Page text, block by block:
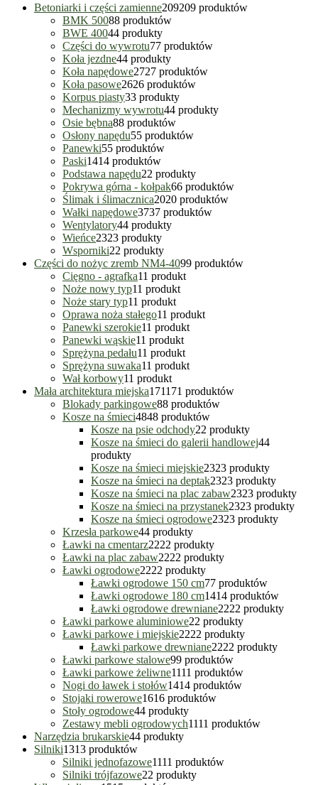
Betoniarki i części zamienne209209 produktów
BMK 50088 produktów
BWE 40044 produkty
Części do wywrotu77 produktów
Koła jezdne44 produkty
Koła napędowe2727 produktów
Koła pasowe2626 produktów
Korpus piasty33 produkty
Mechanizmy wywrotu44 produkty
Osie bębna88 produktów
Osłony napędu55 produktów
Panewki55 produktów
Paski1414 produktów
Podstawa napędu22 produkty
Pokrywa górna - kołpak66 produktów
Ślimak i ślimacznica2020 produktów
Wałki napędowe3737 produktów
Wentylatory44 produkty
Wieńce2323 produkty
Wsporniki22 produkty
Części do nożyc zremb NM4-4099 produktów
Cięgno - agrafka11 produkt
Noże nowy typ11 produkt
Noże stary typ11 produkt
Oprawa noża stałego11 produkt
Panewki szerokie11 produkt
Panewki wąskie11 produkt
Sprężyna pedału11 produkt
Sprężyna suwaka11 produkt
Wał korbowy11 produkt
Mała architektura miejska171171 produktów
Blokady parkingowe88 produktów
Kosze na śmieci4848 produktów
Kosze na psie odchody22 produkty
Kosze na śmieci do galerii handlowej44
produkty
Kosze na śmieci miejskie2323 produkty
Kosze na śmieci na deptak2323 produkty
Kosze na śmieci na plac zabaw2323 produkty
Kosze na śmieci na przystanek2323 produkty
Kosze na śmieci ogrodowe2323 produkty
Krzesła parkowe44 produkty
Ławki na cmentarz2222 produkty
Ławki na plac zabaw2222 produkty
Ławki ogrodowe2222 produkty
Ławki ogrodowe 150 cm77 produktów
Ławki ogrodowe 180 cm1414 produktów
Ławki ogrodowe drewniane2222 produkty
Ławki parkowe aluminiowe22 produkty
Ławki parkowe i miejskie2222 produkty
Ławki parkowe drewniane2222 produkty
Ławki parkowe stalowe99 produktów
Ławki parkowe żeliwne1111 produktów
Nogi do ławek i stołów1414 produktów
Stojaki rowerowe1616 produktów
Stoły ogrodowe44 produkty
Zestawy mebli ogrodowych1111 produktów
Narzędzia brukarskie44 produkty
Silniki1313 produktów
Silniki jednofazowe1111 produktów
Silniki trójfazowe22 produkty